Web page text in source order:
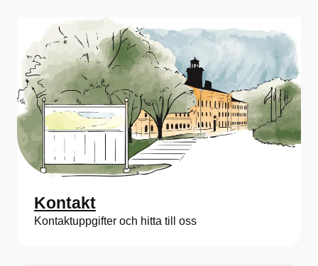
Kontakt
Kontaktuppgifter och hitta till oss